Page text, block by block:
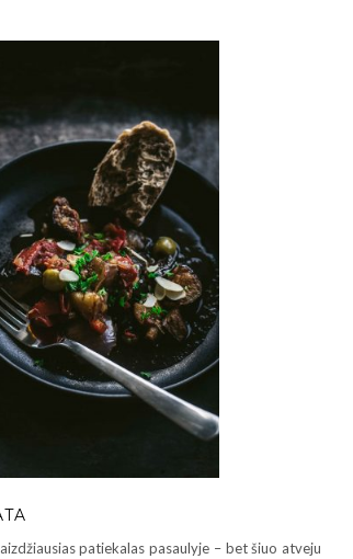
patiekalas pasaulyje – bet šiuo atveju